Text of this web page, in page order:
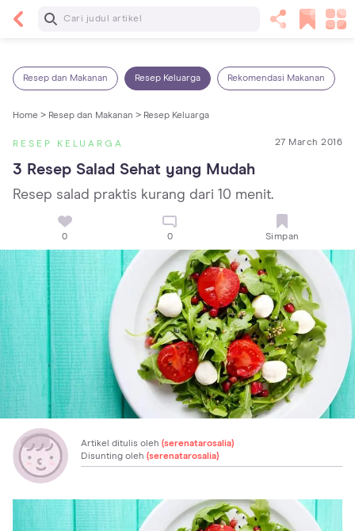
Baca Selanjutnya
Resep dan Makanan Resep Keluarga Rekomendasi Makanan
Home > Resep dan Makanan > Resep Keluarga
RESEP KELUARGA 27 March 2016
3 Resep Salad Sehat yang Mudah
Resep salad praktis kurang dari 10 menit.
0 0 Simpan
Artikel ditulis oleh (serenatarosalia)
Disunting oleh (serenatarosalia)